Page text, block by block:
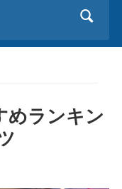
めランキン